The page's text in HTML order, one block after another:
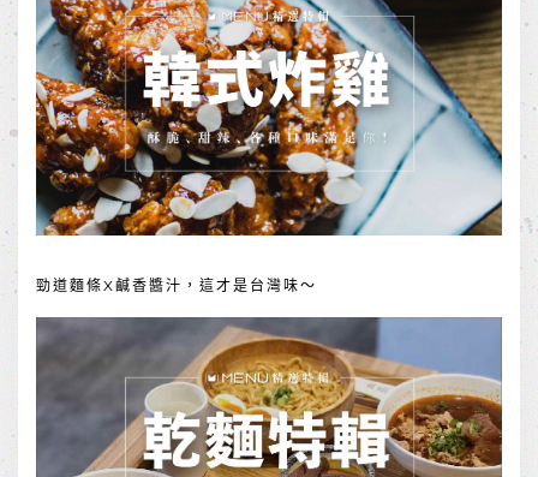
勁道麵條X鹹香醬汁，這才是台灣味～